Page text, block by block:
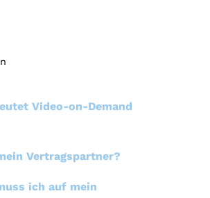
Video-on-Demand
Vertragspartner?
ich auf mein